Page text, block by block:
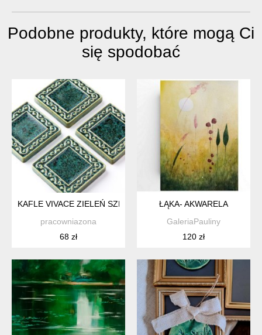
Podobne produkty, które mogą Ci
się spodobać
KAFLE VIVACE ZIELEŃ SZMARAGDOWA, 5CM X 5CM
pracowniazona
68 zł
ŁĄKA- AKWARELA
GaleriaPauliny
120 zł